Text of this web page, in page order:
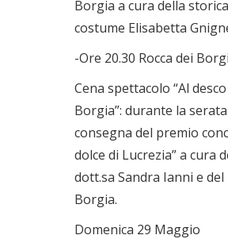
Borgia a cura della
costume Elisabetta
-Ore 20.30 Rocca dei
Cena spettacolo “Al
Borgia”: durante la serata
consegna del premio
dolce di Lucrezia” a cura
dott.sa Sandra Ianni e del
Borgia.
Domenica 29 Maggio